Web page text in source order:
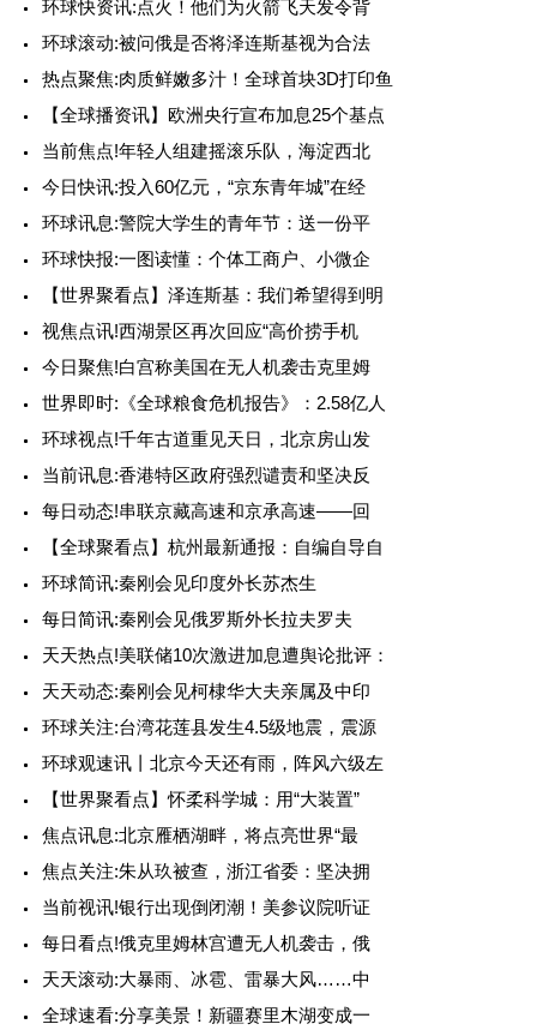
环球快资讯:点火！他们为火箭飞天发令背
环球滚动:被问俄是否将泽连斯基视为合法
热点聚焦:肉质鲜嫩多汁！全球首块3D打印鱼
【全球播资讯】欧洲央行宣布加息25个基点
当前焦点!年轻人组建摇滚乐队，海淀西北
今日快讯:投入60亿元，“京东青年城”在经
环球讯息:警院大学生的青年节：送一份平
环球快报:一图读懂：个体工商户、小微企
【世界聚看点】泽连斯基：我们希望得到明
视焦点讯!西湖景区再次回应“高价捞手机
今日聚焦!白宫称美国在无人机袭击克里姆
世界即时:《全球粮食危机报告》：2.58亿人
环球视点!千年古道重见天日，北京房山发
当前讯息:香港特区政府强烈谴责和坚决反
每日动态!串联京藏高速和京承高速——回
【全球聚看点】杭州最新通报：自编自导自
环球简讯:秦刚会见印度外长苏杰生
每日简讯:秦刚会见俄罗斯外长拉夫罗夫
天天热点!美联储10次激进加息遭舆论批评：
天天动态:秦刚会见柯棣华大夫亲属及中印
环球关注:台湾花莲县发生4.5级地震，震源
环球观速讯丨北京今天还有雨，阵风六级左
【世界聚看点】怀柔科学城：用“大装置”
焦点讯息:北京雁栖湖畔，将点亮世界“最
焦点关注:朱从玖被查，浙江省委：坚决拥
当前视讯!银行出现倒闭潮！美参议院听证
每日看点!俄克里姆林宫遭无人机袭击，俄
天天滚动:大暴雨、冰雹、雷暴大风……中
全球速看:分享美景！新疆赛里木湖变成一